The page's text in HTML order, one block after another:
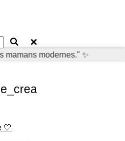
mamans modernes." ✨
🤍